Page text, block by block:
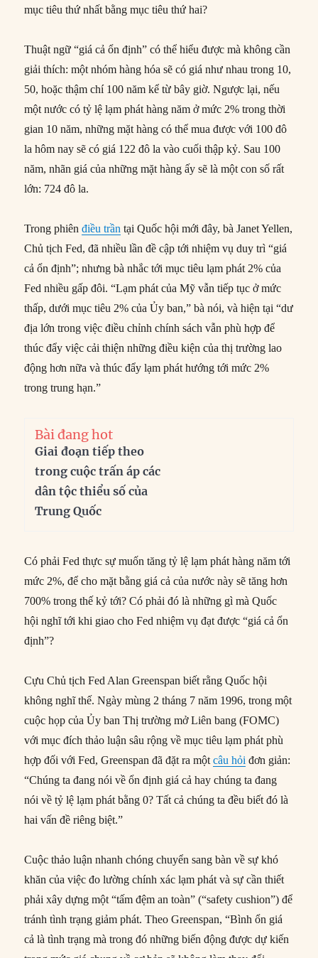
mục tiêu thứ nhất bằng mục tiêu thứ hai?
Thuật ngữ “giá cả ổn định” có thể hiểu được mà không cần
giải thích: một nhóm hàng hóa sẽ có giá như nhau trong 10,
50, hoặc thậm chí 100 năm kể từ bây giờ. Ngược lại, nếu
một nước có tỷ lệ lạm phát hàng năm ở mức 2% trong thời
gian 10 năm, những mặt hàng có thể mua được với 100 đô
la hôm nay sẽ có giá 122 đô la vào cuối thập kỷ. Sau 100
năm, nhãn giá của những mặt hàng ấy sẽ là một con số rất
lớn: 724 đô la.
Trong phiênđiều trần tại Quốc hội mới đây, bà Janet Yellen,
Chủ tịch Fed, đã nhiều lần đề cập tới nhiệm vụ duy trì “giá
cả ổn định”; nhưng bà nhắc tới mục tiêu lạm phát 2% của
Fed nhiều gấp đôi. “Lạm phát của Mỹ vẫn tiếp tục ở mức
thấp, dưới mục tiêu 2% của Ủy ban,” bà nói, và hiện tại “dư
địa lớn trong việc điều chỉnh chính sách vẫn phù hợp để
thúc đẩy việc cải thiện những điều kiện của thị trường lao
động hơn nữa và thúc đẩy lạm phát hướng tới mức 2%
trong trung hạn.”
Bài đang hot
Giai đoạn tiếp theo
trong cuộc trấn áp các
dân tộc thiểu số của
Trung Quốc
Có phải Fed thực sự muốn tăng tỷ lệ lạm phát hàng năm tới
mức 2%, để cho mặt bằng giá cả của nước này sẽ tăng hơn
700% trong thế kỷ tới? Có phải đó là những gì mà Quốc
hội nghĩ tới khi giao cho Fed nhiệm vụ đạt được “giá cả ổn
định”?
Cựu Chủ tịch Fed Alan Greenspan biết rằng Quốc hội
không nghĩ thế. Ngày mùng 2 tháng 7 năm 1996, trong một
cuộc họp của Ủy ban Thị trường mở Liên bang (FOMC)
với mục đích thảo luận sâu rộng về mục tiêu lạm phát phù
hợp đối với Fed, Greenspan đã đặt ra mộtcâu hỏi đơn giản:
“Chúng ta đang nói về ổn định giá cả hay chúng ta đang
nói về tỷ lệ lạm phát bằng 0? Tất cả chúng ta đều biết đó là
hai vấn đề riêng biệt.”
Cuộc thảo luận nhanh chóng chuyển sang bàn về sự khó
khăn của việc đo lường chính xác lạm phát và sự cần thiết
phải xây dựng một “tấm đệm an toàn” (“safety cushion”) để
tránh tình trạng giảm phát. Theo Greenspan, “Bình ổn giá
cả là tình trạng mà trong đó những biến động được dự kiến